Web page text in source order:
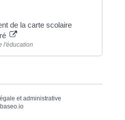
de la carte scolaire
l'éducation
et administrative
baseo.io